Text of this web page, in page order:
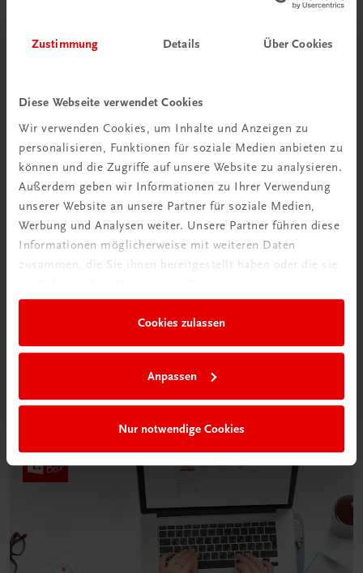
Zustimmung Details Über Cookies
Diese Webseite verwendet Cookies
Wir verwenden Cookies, um Inhalte und Anzeigen zu
personalisieren, Funktionen für soziale Medien anbieten zu
können und die Zugriffe auf unsere Website zu analysieren.
Außerdem geben wir Informationen zu Ihrer Verwendung
unserer Website an unsere Partner für soziale Medien,
Werbung und Analysen weiter. Unsere Partner führen diese
Informationen möglicherweise mit weiteren Daten
zusammen, die Sie ihnen bereitgestellt haben oder die sie
Cookies zulassen
Anpassen
Nur notwendige Cookies
Mehr dazu
Das „Digitale
Klassenzimmer“